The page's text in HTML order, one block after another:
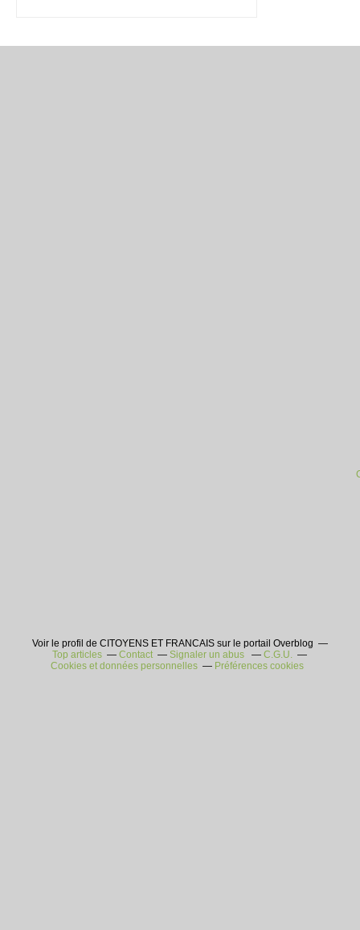
Voir le profil de CITOYENS ET FRANCAIS sur le portail Overblog
Top articles
Contact Signaler un abus
C.G.U.
Cookies et données personnelles
Préférences cookies